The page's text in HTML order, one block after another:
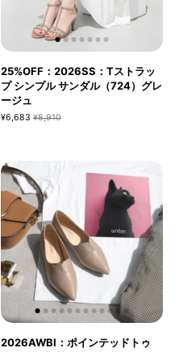
25%OFF：2026SS：Tストラッ
プ シンプル サンダル（724）グレ
ージュ
¥6,683 ¥8,910
2026AWBI：ポインテッドトゥ